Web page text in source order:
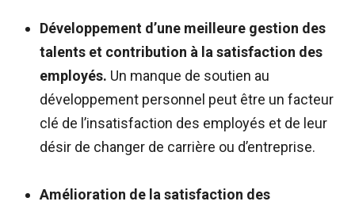
Développement d’une meilleure gestion des
talents et contribution à la satisfaction des
employés. Un manque de soutien au
développement personnel peut être un facteur
clé de l’insatisfaction des employés et de leur
désir de changer de carrière ou d’entreprise.
Amélioration de la satisfaction des